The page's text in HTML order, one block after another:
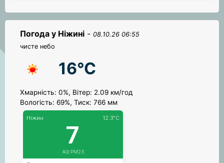
Погода у Ніжині - 08.10.26 06:55
чисте небо
16°C
Хмарність: 0%, Вітер: 2.09 км/год
Вологість: 69%, Тиск: 766 мм